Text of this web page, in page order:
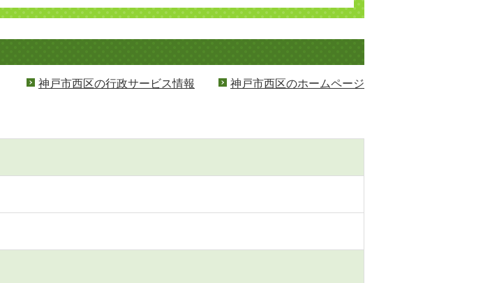
神戸市西区の行政サービス情報 神戸市西区のホームページ